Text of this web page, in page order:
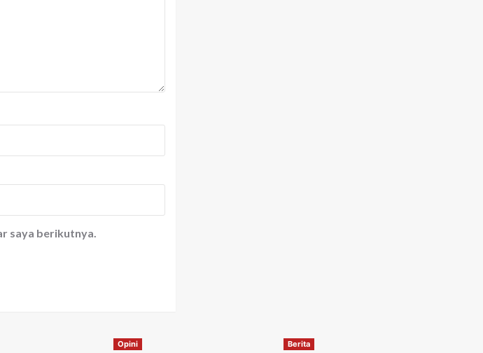
saya berikutnya.
Opini Berita